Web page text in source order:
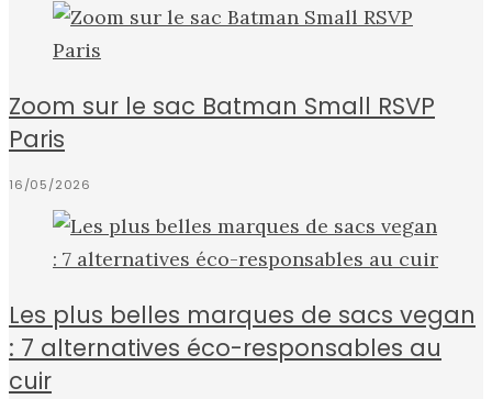
Zoom sur le sac Batman Small RSVP
Paris
16/05/2026
Les plus belles marques de sacs vegan
: 7 alternatives éco-responsables au
cuir